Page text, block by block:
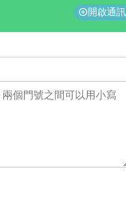
add_circle開啟通